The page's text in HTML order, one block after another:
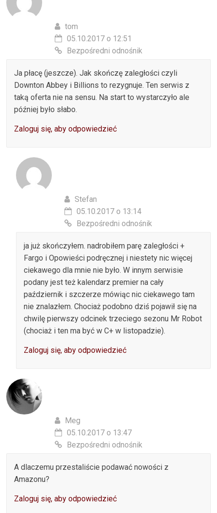
tom
05.10.2017 o 12:51
Bezpośredni odnośnik
Ja płacę (jeszcze). Jak skończę zaległości czyli
Downton Abbey i Billions to rezygnuje. Ten serwis z
taką oferta nie na sensu. Na start to wystarczyło ale
później było słabo.
Zaloguj się, aby odpowiedzieć
Stefan
05.10.2017 o 13:14
Bezpośredni odnośnik
ja już skończyłem. nadrobiłem parę zaległości +
Fargo i Opowieści podręcznej i niestety nic więcej
ciekawego dla mnie nie było. W innym serwisie
podany jest też kalendarz premier na cały
październik i szczerze mówiąc nic ciekawego tam
nie znalazłem. Chociaż podobno dziś pojawił się na
chwilę pierwszy odcinek trzeciego sezonu Mr Robot
(chociaż i ten ma być w C+ w listopadzie).
Zaloguj się, aby odpowiedzieć
Meg
05.10.2017 o 13:47
Bezpośredni odnośnik
A dlaczemu przestaliście podawać nowości z
Amazonu?
Zaloguj się, aby odpowiedzieć